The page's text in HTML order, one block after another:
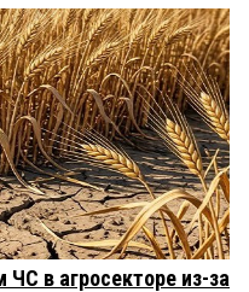
в агросекторе из-за